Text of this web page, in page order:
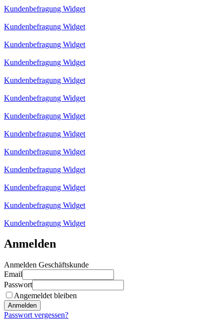
Kundenbefragung Widget
Kundenbefragung Widget
Kundenbefragung Widget
Kundenbefragung Widget
Kundenbefragung Widget
Kundenbefragung Widget
Kundenbefragung Widget
Kundenbefragung Widget
Kundenbefragung Widget
Kundenbefragung Widget
Kundenbefragung Widget
Kundenbefragung Widget
Kundenbefragung Widget
Anmelden
Anmelden Geschäftskunde
Email
Passwort
Angemeldet bleiben
Anmelden
Passwort vergessen?